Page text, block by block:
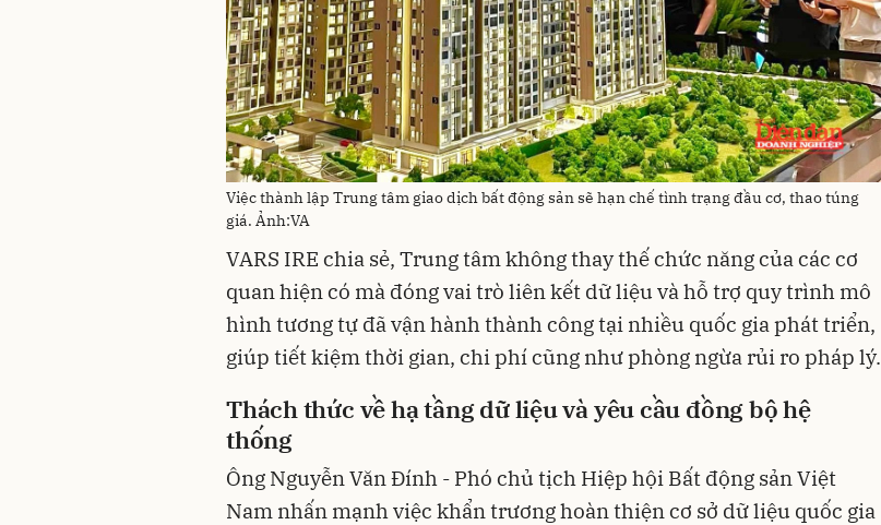
Việc thành lập Trung tâm giao dịch bất động sản sẽ hạn chế tình trạng đầu cơ, thao túng
giá. Ảnh:VA
VARS IRE chia sẻ, Trung tâm không thay thế chức năng của các cơ
quan hiện có mà đóng vai trò liên kết dữ liệu và hỗ trợ quy trình mô
hình tương tự đã vận hành thành công tại nhiều quốc gia phát triển,
giúp tiết kiệm thời gian, chi phí cũng như phòng ngừa rủi ro pháp lý.
Thách thức về hạ tầng dữ liệu và yêu cầu đồng bộ hệ
thống
Ông Nguyễn Văn Đính - Phó chủ tịch Hiệp hội Bất động sản Việt
Nam nhấn mạnh việc khẩn trương hoàn thiện cơ sở dữ liệu quốc gia